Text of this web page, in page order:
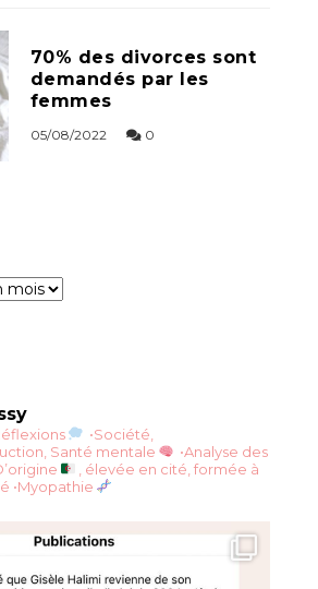
70% des divorces sont
demandés par les
femmes
05/08/2022 0
•Société,
Santé mentale
•Analyse des
, élevée en cité, formée à
•Myopathie